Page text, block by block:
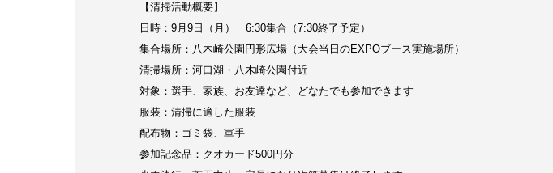
【清掃活動概要】
日時：9月9日（月） 6:30集合（7:30終了予定）
集合場所：八木崎公園円形広場（大会当日のEXPOブース実施場所）
清掃場所：河口湖・八木崎公園付近
対象：選手、家族、お友達など、どなたでも参加できます
服装：清掃に適した服装
配布物：ゴミ袋、軍手
参加記念品：クオカード500円分